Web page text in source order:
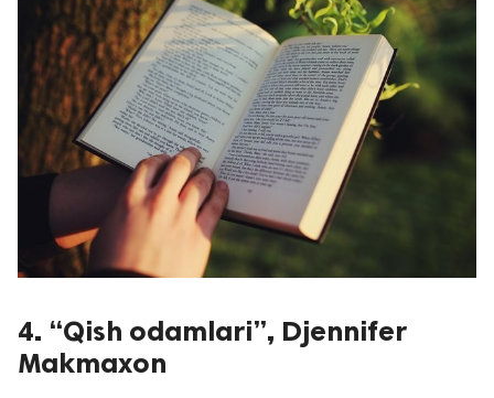
4. “Qish odamlari”, Djennifer
Makmaxon